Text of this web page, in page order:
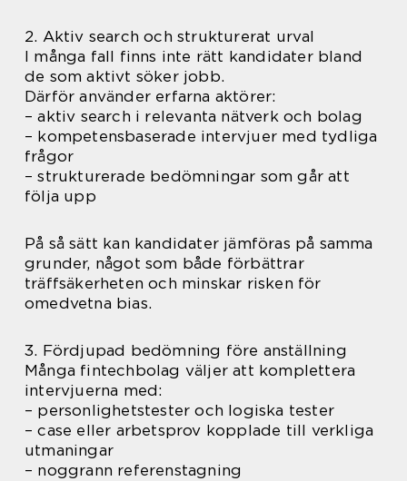
2. Aktiv search och strukturerat urval
I många fall finns inte rätt kandidater bland
de som aktivt söker jobb.
Därför använder erfarna aktörer:
– aktiv search i relevanta nätverk och bolag
– kompetensbaserade intervjuer med tydliga
frågor
– strukturerade bedömningar som går att
följa upp
På så sätt kan kandidater jämföras på samma
grunder, något som både förbättrar
träffsäkerheten och minskar risken för
omedvetna bias.
3. Fördjupad bedömning före anställning
Många fintechbolag väljer att komplettera
intervjuerna med:
– personlighetstester och logiska tester
– case eller arbetsprov kopplade till verkliga
utmaningar
– noggrann referenstagning